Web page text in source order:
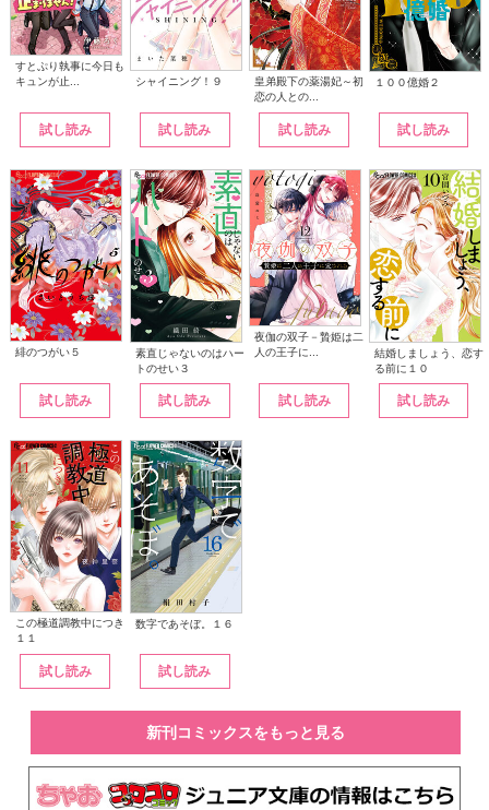
すとぷり執事に今日も
キュンが止...
試し読み
シャイニング！９
試し読み
皇弟殿下の薬湯妃～初
恋の人との...
試し読み
１００億婚２
試し読み
緋のつがい５
試し読み
素直じゃないのはハー
トのせい３
試し読み
夜伽の双子－贄姫は二
人の王子に...
試し読み
結婚しましょう、恋す
る前に１０
試し読み
この極道調教中につき
１１
試し読み
数字であそぼ。１６
試し読み
新刊コミックスをもっと見る